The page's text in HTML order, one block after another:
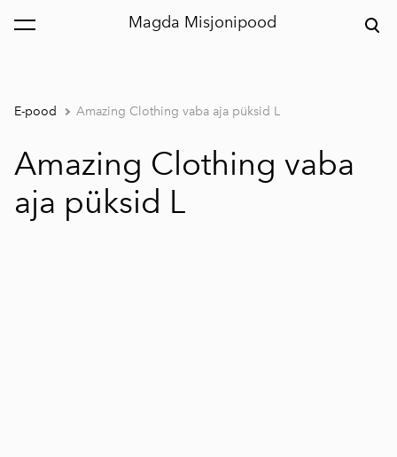
Magda Misjonipood
lisati ostukorvi. Vaata ostukorvi
E-pood Amazing Clothing vaba aja püksid L
Amazing Clothing vaba
aja püksid L